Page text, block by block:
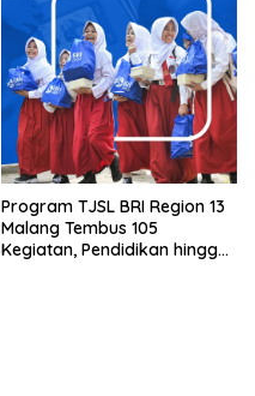
Program TJSL BRI Region 13
Malang Tembus 105
Kegiatan, Pendidikan hingga